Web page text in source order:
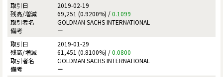
2019-02-19
69,251 (0.9200%) /0.1099
GOLDMAN SACHS INTERNATIONAL
ー
2019-01-29
61,451 (0.8100%) /0.0800
GOLDMAN SACHS INTERNATIONAL
ー